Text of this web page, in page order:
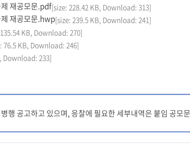
재공모문.pdf[size: 228.42 KB, Download: 313]
재공모문.hwp[size: 239.5 KB, Download: 241]
KB, Download: 270]
76.5 KB, Download: 246]
Download: 233]
행 공고하고 있으며, 응찰에 필요한 세부내역은 붙임 공모